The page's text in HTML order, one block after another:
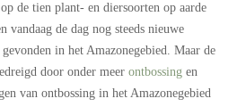
de tien plant- en diersoorten op aarde
vandaag de dag nog steeds nieuwe
in het Amazonegebied. Maar de
door onder meer ontbossing en
van ontbossing in het Amazonegebied